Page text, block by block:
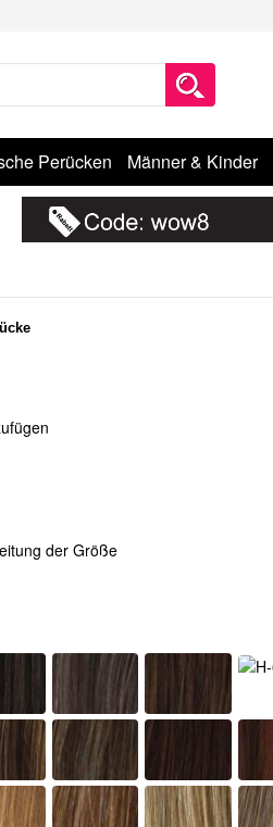
Perücken Männer & Kinder
der Größe